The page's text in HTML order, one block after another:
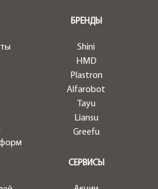
форм
БРЕНДЫ
Shini
HMD
Plastron
Alfarobot
Tayu
Liansu
Greefu
СЕРВИСЫ